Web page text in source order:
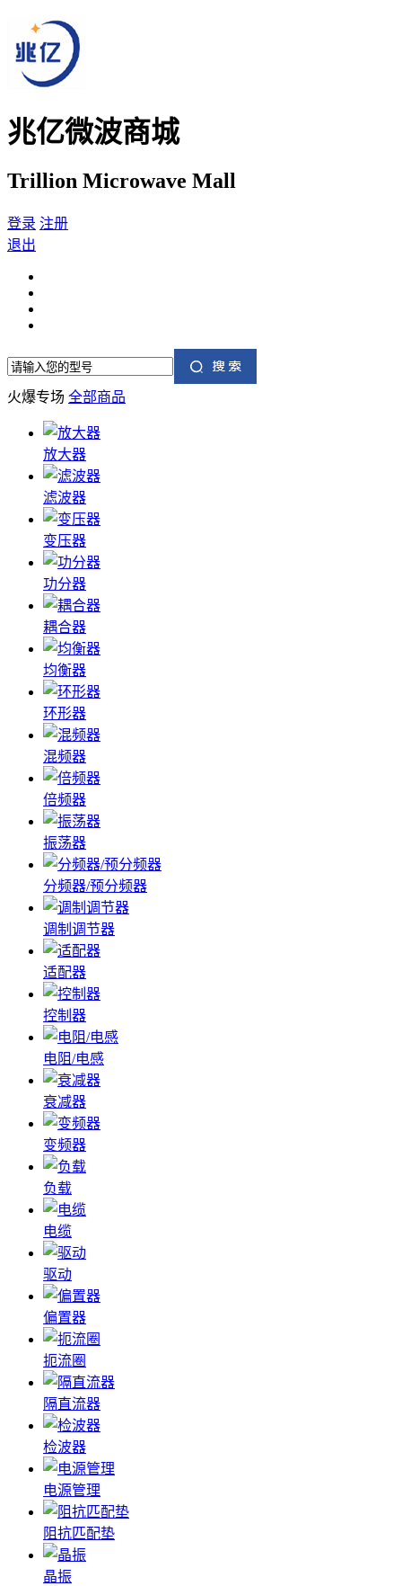
兆亿微波商城
Trillion Microwave Mall
登录 注册
退出
火爆专场 全部商品
放大器
滤波器
变压器
功分器
耦合器
均衡器
环形器
混频器
倍频器
振荡器
分频器/预分频器
调制调节器
适配器
控制器
电阻/电感
衰减器
变频器
负载
电缆
驱动
偏置器
扼流圈
隔直流器
检波器
电源管理
阻抗匹配垫
晶振